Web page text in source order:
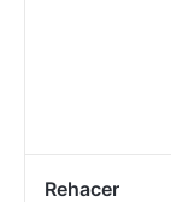
Rehacer